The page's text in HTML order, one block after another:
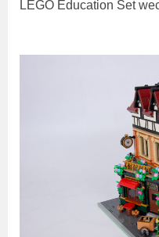
LEGO Education Set